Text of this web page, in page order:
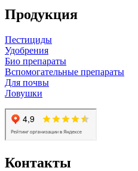
Продукция
Пестициды
Удобрения
Био препараты
Вспомогательные препараты
Для почвы
Ловушки
Контакты